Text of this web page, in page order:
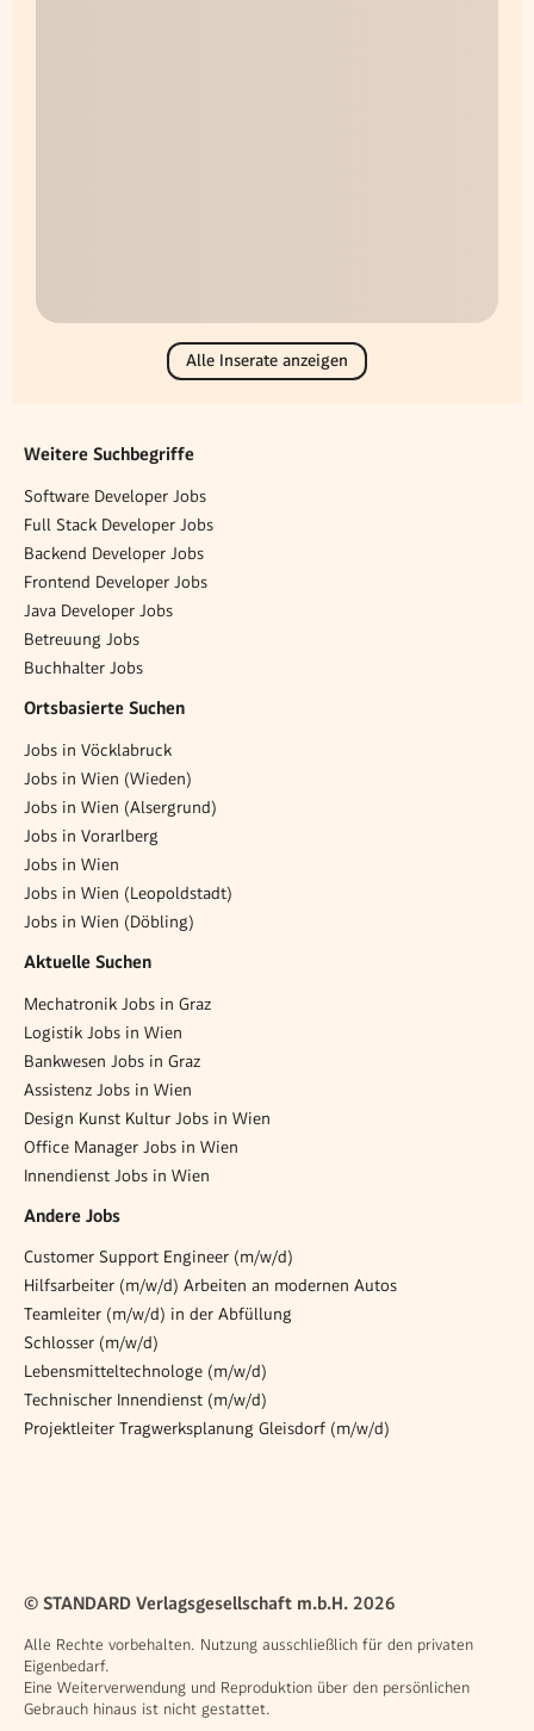
Alle Inserate anzeigen
Weitere Suchbegriffe
Software Developer Jobs
Full Stack Developer Jobs
Backend Developer Jobs
Frontend Developer Jobs
Java Developer Jobs
Betreuung Jobs
Buchhalter Jobs
Ortsbasierte Suchen
Jobs in Vöcklabruck
Jobs in Wien (Wieden)
Jobs in Wien (Alsergrund)
Jobs in Vorarlberg
Jobs in Wien
Jobs in Wien (Leopoldstadt)
Jobs in Wien (Döbling)
Aktuelle Suchen
Mechatronik Jobs in Graz
Logistik Jobs in Wien
Bankwesen Jobs in Graz
Assistenz Jobs in Wien
Design Kunst Kultur Jobs in Wien
Office Manager Jobs in Wien
Innendienst Jobs in Wien
Andere Jobs
Customer Support Engineer (m/w/d)
Hilfsarbeiter (m/w/d) Arbeiten an modernen Autos
Teamleiter (m/w/d) in der Abfüllung
Schlosser (m/w/d)
Lebensmitteltechnologe (m/w/d)
Technischer Innendienst (m/w/d)
Projektleiter Tragwerksplanung Gleisdorf (m/w/d)
© STANDARD Verlagsgesellschaft m.b.H. 2026
Alle Rechte vorbehalten. Nutzung ausschließlich für den privaten
Eigenbedarf.
Eine Weiterverwendung und Reproduktion über den persönlichen
Gebrauch hinaus ist nicht gestattet.